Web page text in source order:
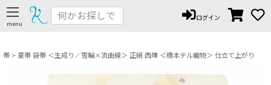
ログイン
帯 夏帯 袋帯 ＜生成り／雪輪×流曲線＞ 正絹 西陣 ＜橋本テル織物＞ 仕立て上がり
ペー
ジト